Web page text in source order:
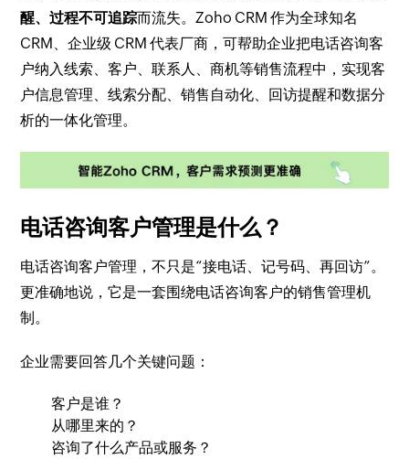
醒、过程不可追踪而流失。Zoho CRM 作为全球知名
CRM、企业级 CRM 代表厂商，可帮助企业把电话咨询客
户纳入线索、客户、联系人、商机等销售流程中，实现客
户信息管理、线索分配、销售自动化、回访提醒和数据分
析的一体化管理。
电话咨询客户管理是什么？
电话咨询客户管理，不只是“接电话、记号码、再回访”。
更准确地说，它是一套围绕电话咨询客户的销售管理机
制。
企业需要回答几个关键问题：
客户是谁？
从哪里来的？
咨询了什么产品或服务？